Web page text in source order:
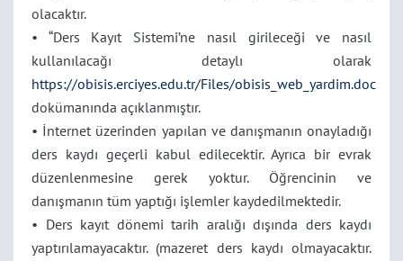
olacaktır.
• “Ders Kayıt Sistemi’ne nasıl girileceği ve nasıl
kullanılacağı detaylı olarak
https://obisis.erciyes.edu.tr/Files/obisis_web_yardim.doc
dokümanında açıklanmıştır.
• İnternet üzerinden yapılan ve danışmanın onayladığı
ders kaydı geçerli kabul edilecektir. Ayrıca bir evrak
düzenlenmesine gerek yoktur. Öğrencinin ve
danışmanın tüm yaptığı işlemler kaydedilmektedir.
• Ders kayıt dönemi tarih aralığı dışında ders kaydı
yaptırılamayacaktır. (mazeret ders kaydı olmayacaktır.